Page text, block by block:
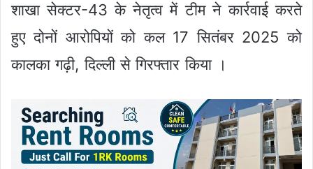
शाखा सेक्टर-43 के नेतृत्व में टीम ने कार्रवाई करते
हुए दोनों आरोपियों को कल 17 सितंबर 2025 को
कालका गढ़ी, दिल्ली से गिरफ्तार किया ।